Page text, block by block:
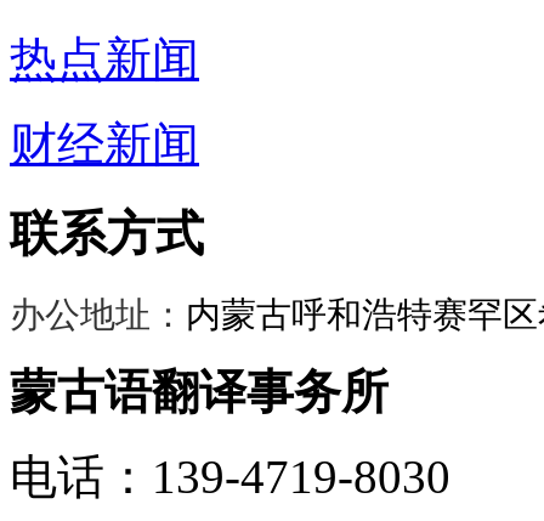
热点新闻
财经新闻
联系方式
办公地址： 内蒙古呼和浩特赛罕
蒙古语翻译事务所
电话：139-4719-8030